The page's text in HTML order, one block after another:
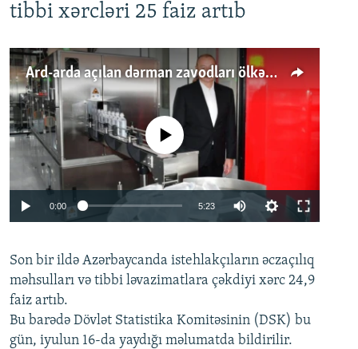
tibbi xərcləri 25 faiz artıb
Ard-arda açılan dərman zavodları ölkənin tələbatını ödəyirmi?
Auto 240p 360p 480p
720p 1080p
No media source currently available
0:00 5:23
360p
480p
720p
1080p
Son bir ildə Azərbaycanda istehlakçıların əczaçılıq
məhsulları və tibbi ləvazimatlara çəkdiyi xərc 24,9
faiz artıb.
Bu barədə Dövlət Statistika Komitəsinin (DSK) bu
gün, iyulun 16-da yaydığı məlumatda bildirilir.